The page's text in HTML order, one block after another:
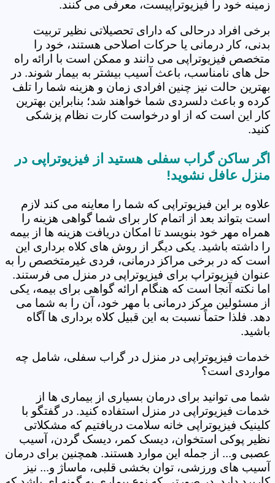
زمینه خود را فیزیوتراپیست، معرفی می کنند.
برخی افراد درحالی که دارای تحصیلاتی نظیر تربیت
بدنی، کار درمانی یا حرکات اصلاحی هستند، خود را
متخصص فیزیوتراپی می دانند و ممکن است با ارائه راه
حل های نامناسب، باعث آسیب بیشتر به بیمار شوند. در
بهترین حالت نیز چنین افرادی زمان و هزینه شما را تلف
کرده و باعث دلسردی شما خواهند شد؛ بنابراین بهترین
کار این است که از او درخواست کارت نظام پزشکی
کنید.
اگر ساکن گراب سفلی هستید از فیزیوتراپی در
منزل عافل نشوید!
علاوه بر این فیزیوتراپی که شما را معاینه می کند لازم
است بتواند بعد از اتمام کار برای شما گواهی هزینه را
همراه مهر خود بنویسد تا امکان دریافت هزینه ها از بیمه
را داشته باشید. یکی دیگر از روش های کلاه برداری این
است که در برخی مراکز درمانی، فردی غیرمتخصص را به
عنوان فیزیوتراپ برای فیزیوتراپی در منزل می فرستند.
اما نکته آنجا است که هنگام ارائه گواهی برای بیمه، یکی
از مسئولین مرکز درمانی با مهر خود، آن را به شما می
دهد. فلذا حتماً نسبت به این قبیل کلاه برداری ها آگاه
باشید.
خدمات فیزیوتراپی در منزل در گراب سفلی، شامل چه
مواردی است؟
شما می توانید برای درمان بسیاری از بیماری ها از
خدمات فیزیوتراپی در منزل استفاده کنید. در گفتگو با
کلینیک فیزیوتراپی خانه سلامت دریافتیم که مشکلاتی
نظیر پوکی استخوان، دیسک کمر، دیسک گردن، آسیب
عصبی و... از جمله این موارد هستند. همچنین برای درمان
آسیب های ورزشی، توان بخشی قلبی، ماساژ و... نیز